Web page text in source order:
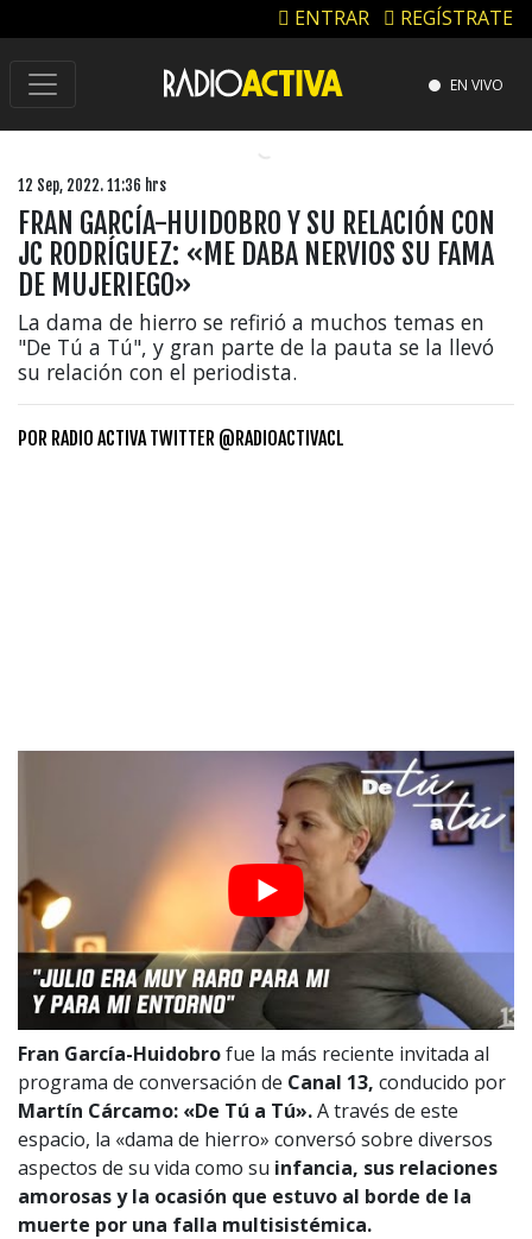
ENTRAR REGÍSTRATE
EN VIVO
12 Sep, 2022. 11:36 hrs
FRAN GARCÍA-HUIDOBRO Y SU RELACIÓN CON
JC RODRÍGUEZ: «ME DABA NERVIOS SU FAMA
DE MUJERIEGO»
La dama de hierro se refirió a muchos temas en
"De Tú a Tú", y gran parte de la pauta se la llevó
su relación con el periodista.
POR RADIO ACTIVA TWITTER @RADIOACTIVACL
Fran García-Huidobrofue la más reciente invitada al
programa de conversación de Canal 13, conducido por
Martín Cárcamo: «De Tú a Tú».A través de este
espacio, la «dama de hierro» conversó sobre diversos
aspectos de su vida como su infancia, sus relaciones
amorosas y la ocasión que estuvo al borde de la
muerte por una falla multisistémica.